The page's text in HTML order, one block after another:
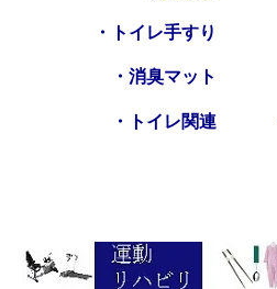
・トイレ手すり
・消臭マット
・トイレ関連